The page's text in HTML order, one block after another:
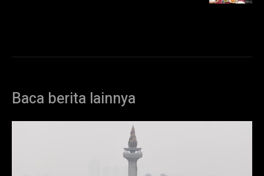
Baca berita lainnya